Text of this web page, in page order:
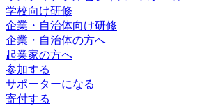
学校向け研修
企業・自治体向け研修
企業・自治体の方へ
起業家の方へ
参加する
サポーターになる
寄付する